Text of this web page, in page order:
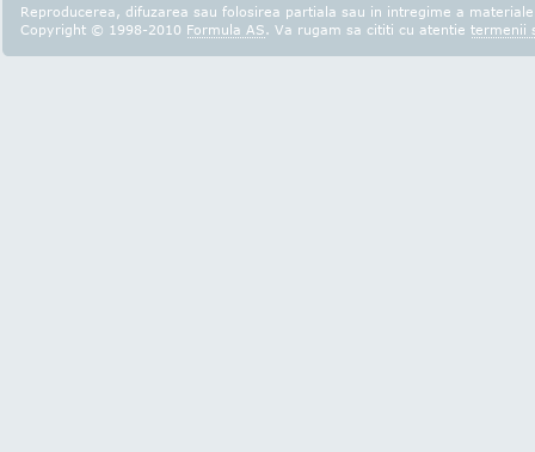
Reproducerea, difuzarea sau folosirea partiala sau in intregime a
Copyright © 1998-2010 Formula AS. Va rugam sa cititi cu atentie termenii